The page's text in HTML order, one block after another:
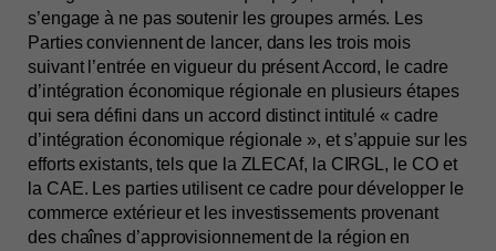
s’engage à ne pas soutenir les groupes armés.
Les
Parties conviennent de lancer, dans les trois mois
suivant l’entrée en vigueur du présent Accord, le cadre
d’intégration économique régionale en plusieurs étapes
qui sera défini dans un accord distinct intitulé « cadre
d’intégration économique régionale », et s’appuie sur les
efforts existants, tels que la ZLECAf, la CIRGL, le CO et
la CAE. Les parties utilisent ce cadre pour développer le
commerce extérieur et les investissements provenant
des chaînes d’approvisionnement de la région en